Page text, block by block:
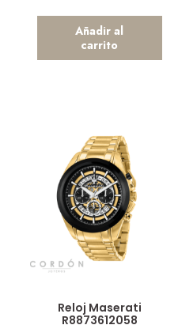
Añadir al
carrito
Reloj Maserati
R8873612058